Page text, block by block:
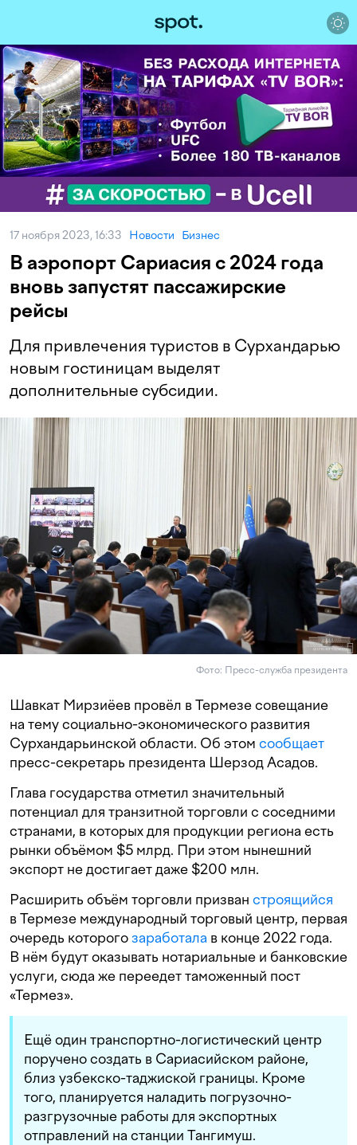
17 ноября 2023, 16:33 Новости Бизнес
В аэропорт Сариасия с 2024 года
вновь запустят пассажирские
рейсы
Для привлечения туристов в Сурхандарью
новым гостиницам выделят
дополнительные субсидии.
Фото: Пресс-служба президента
Шавкат Мирзиёев провёл в Термезе совещание
на тему социально-экономического развития
Сурхандарьинской области. Об этом сообщает
пресс-секретарь президента Шерзод Асадов.
Глава государства отметил значительный
потенциал для транзитной торговли с соседними
странами, в которых для продукции региона есть
рынки объёмом $5 млрд. При этом нынешний
экспорт не достигает даже $200 млн.
Расширить объём торговли призван строящийся
в Термезе международный торговый центр, первая
очередь которогозаработала в конце 2022 года.
В нём будут оказывать нотариальные и банковские
услуги, сюда же переедет таможенный пост
«Термез».
Ещё один транспортно-логистический центр
поручено создать в Сариасийском районе,
близ узбекско-таджиской границы. Кроме
того, планируется наладить погрузочно-
разгрузочные работы для экспортных
отправлений на станции Тангимуш.